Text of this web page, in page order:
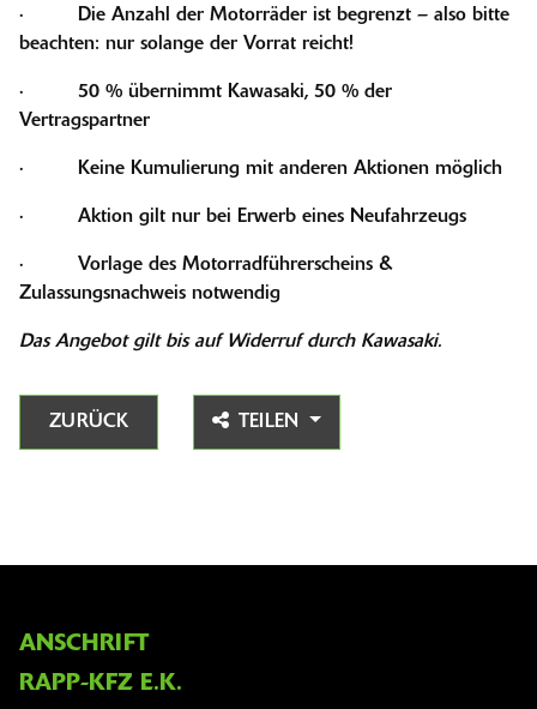
· Die Anzahl der Motorräder ist begrenzt – also bitte
beachten: nur solange der Vorrat reicht!
· 50 % übernimmt Kawasaki, 50 % der
Vertragspartner
· Keine Kumulierung mit anderen Aktionen möglich
· Aktion gilt nur bei Erwerb eines Neufahrzeugs
· Vorlage des Motorradführerscheins &
Zulassungsnachweis notwendig
Das Angebot gilt bis auf Widerruf durch Kawasaki.
ZURÜCK TEILEN
ANSCHRIFT
RAPP-KFZ E.K.